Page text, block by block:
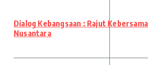
Dialog Kebangsaan : Rajut
Nusantara